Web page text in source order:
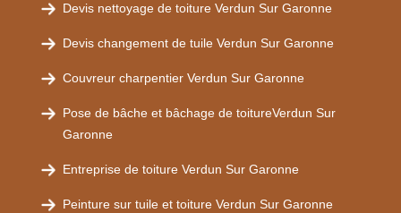
Devis nettoyage de toiture Verdun Sur Garonne
Devis changement de tuile Verdun Sur Garonne
Couvreur charpentier Verdun Sur Garonne
Pose de bâche et bâchage de toitureVerdun Sur
Garonne
Entreprise de toiture Verdun Sur Garonne
Peinture sur tuile et toiture Verdun Sur Garonne